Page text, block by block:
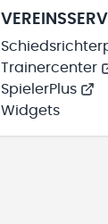
Trainercenter
SpielerPlus
Widgets